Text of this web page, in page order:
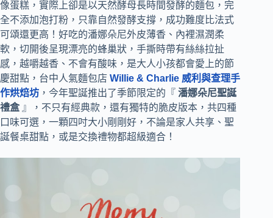
像蛋糕，實際上卻是以天然酵母長時間發酵的麵包，完
全不添加泡打粉，只靠自然發酵支撐，成功難度比法式
可頌還更高！好吃的潘娜朵尼外皮薄香、內裡濕潤柔
軟，切開後呈現漂亮的蜂巢狀，手撕時帶有絲絲拉扯
感，越嚼越香、不會有酸味，是大人小孩都會愛上的節
慶甜點，台中人氣麵包店 Willie & Charlie 威利與查理手
作烘焙坊 ，今年聖誕推出了季節限定的『 潘娜朵尼聖誕
禮盒』，不只有經典款，還有獨特的脆皮版本，共四種
口味可選，一顆四吋大小剛剛好，不論是家人共享、聖
誕餐桌甜點，或是交換禮物都超級適合！